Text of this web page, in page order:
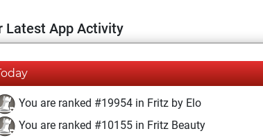
Latest App Activity
You are ranked #19954 in Fritz by Elo
You are ranked #10155 in Fritz Beauty